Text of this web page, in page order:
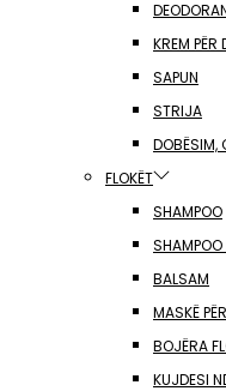
KREM PËR
SAPUN
STRIJA
DOBËSIM,
FLOKËT
SHAMPOO
SHAMPOO
BALSAM
MASKË
BOJËRA
KUJDESI